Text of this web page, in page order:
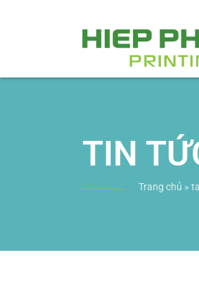
TIN
Trang chủ »